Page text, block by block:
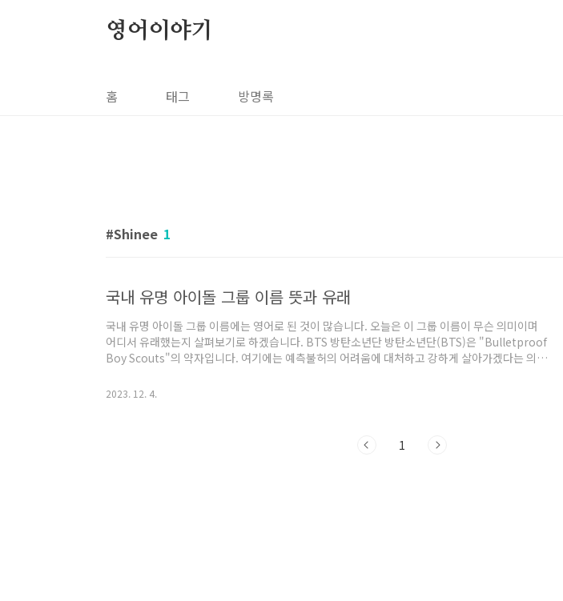
영어이야기
홈 태그 방명록
Shinee 1
국내 유명 아이돌 그룹 이름 뜻과 유래
국내 유명 아이돌 그룹 이름에는 영어로 된 것이 많습니다. 오늘은 이 그룹 이름이 무슨 의미이며
어디서 유래했는지 살펴보기로 하겠습니다. BTS 방탄소년단 방탄소년단(BTS)은 "Bulletproof
Boy Scouts"의 약자입니다. 여기에는 예측불허의 어려움에 대처하고 강하게 살아가겠다는 의지
란 뜻이죠. 미래의 주인공인 청소년들에게 강한 메시지를 전달하고자 하는 의도를 반영되었다고
2023. 12. 4.
1